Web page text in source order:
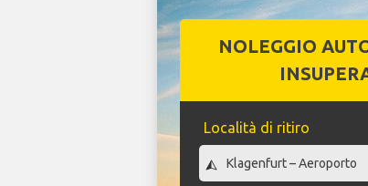
NOLEGGIO
Località di ritiro